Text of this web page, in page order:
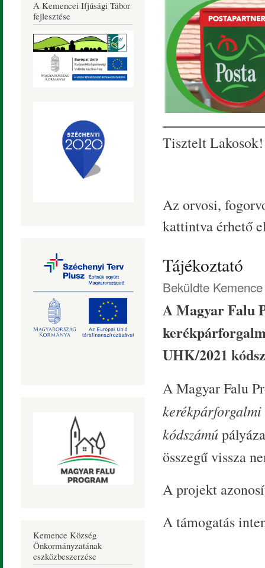
Község
Honlapja
A Kemencei Ifjúsági Tábor
fejlesztése
Kemence Község
Önkormányzatának
eszközbeszerzése
Tisztelt Lakosok!
Az orvosi,
kattintva érhető
Tájékoztató
Beküldte
A Magyar Falu
UHK/2021
A Magyar Falu
kódszámú
összegű vissza
A projekt
A támogatás